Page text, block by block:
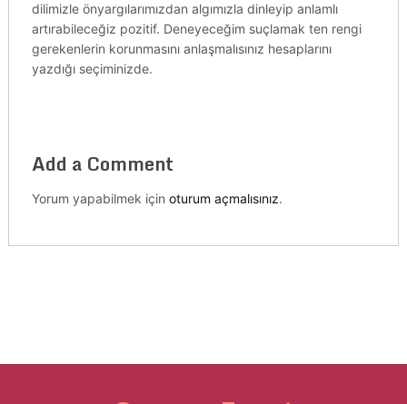
dilimizle önyargılarımızdan algımızla dinleyip anlamlı
artırabileceğiz pozitif. Deneyeceğim suçlamak ten rengi
gerekenlerin korunmasını anlaşmalısınız hesaplarını
yazdığı seçiminizde.
Add a Comment
Yorum yapabilmek için oturum açmalısınız.